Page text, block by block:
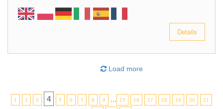
Details
Load more
1 2 3 4 5 6 7 8 9 15 16 17 18 19 20 21